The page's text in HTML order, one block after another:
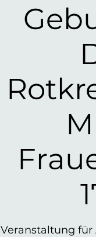
Veranstaltung für